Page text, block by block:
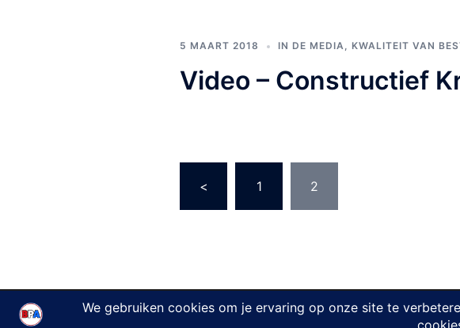
5 MAART 2018 IN DE MEDIA, KWALITEIT VAN
Video – Constructief
Berichten
paginering
< 1 2
© 2026 Burger Partij Amersfoort.